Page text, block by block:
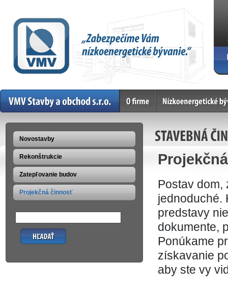
Home
Novostavby
Rekonštrukcie
Zatepľovanie budov
Projekčná činnosť
Hľadať
STAVEBNÁ
Postav dom,
jednoduché.
predstavy
dokumente,
Ponúkame
získavanie
aby ste vy